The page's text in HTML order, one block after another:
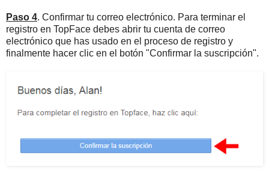
Paso 4. Confirmar tu correo electrónico. Para terminar el
registro en TopFace debes abrir tu cuenta de correo
electrónico que has usado en el proceso de registro y
finalmente hacer clic en el botón "Confirmar la suscripción".